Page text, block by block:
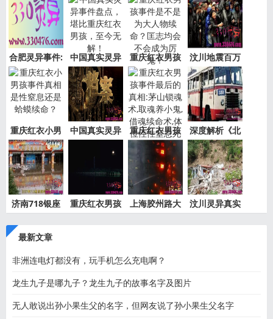
合肥灵异事件:
新加坡
中国真实灵异
事件盘
重庆红衣男孩
事件是
汶川地震百万
“阴兵
重庆红衣小男
孩事件
中国真实灵异
重庆红衣男孩
事件最
深度解析《北
京公交
济南718银座
重庆红衣男孩
上海胶州路大
汶川灵异真实
最新文章
非洲连电灯都没有，玩手机怎么充电啊？
龙生九子是哪九子？龙生九子的故事名字及图片
无人敢说出孙小果生父的名字，但网友说了孙小果生父名字